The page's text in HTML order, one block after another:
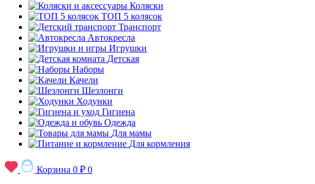
Коляски
ТОП 5 колясок
Транспорт
Автокресла
Игрушки
Детская
Наборы
Качели
Шезлонги
Ходунки
Гигиена
Одежда
Для мамы
Для кормления
Корзина 0 ₽ 0